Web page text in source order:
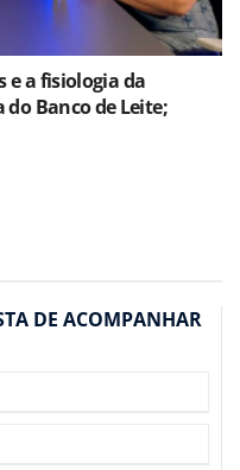
e a fisiologia da
Banco de Leite;
DE ACOMPANHAR